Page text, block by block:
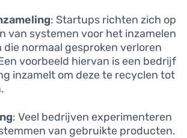
: Startups richten zich op
van systemen voor het inzamelen
normaal gesproken verloren
voorbeeld hiervan is een bedrijf
inzamelt om deze te recyclen tot
: Veel bedrijven experimenteren
van gebruikte producten.